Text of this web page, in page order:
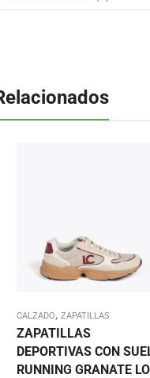
CALZADO, ZAPATILLAS
ZAPATILLAS
DEPORTIVAS CON
RUNNING GRANATE